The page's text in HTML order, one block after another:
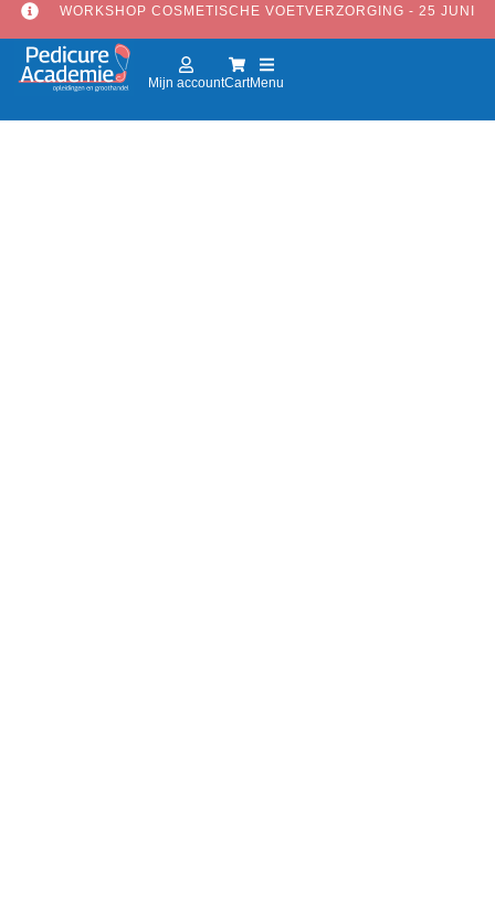
WORKSHOP COSMETISCHE VOETVERZORGING - 25 JUNI
Mijn accountCartMenu